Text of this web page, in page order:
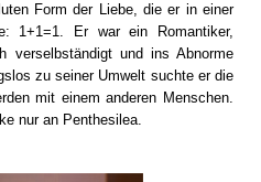
Form der Liebe, die er in einer
1+1=1. Er war ein Romantiker,
verselbständigt und ins Abnorme
zu seiner Umwelt suchte er die
mit einem anderen Menschen.
nur an Penthesilea.